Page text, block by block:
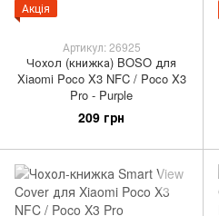
Акція
Артикул: 26925
Чохол (книжка) BOSO для
Xiaomi Poco X3 NFC / Poco X3
Pro - Purple
209 грн